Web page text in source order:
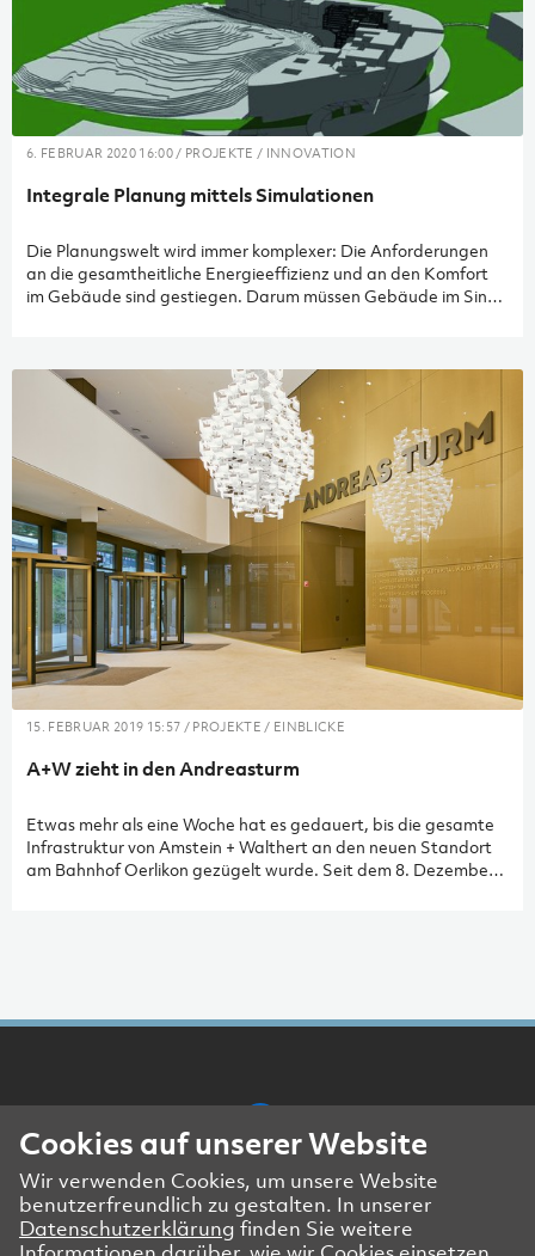
6. FEBRUAR 2020 16:00 / PROJEKTE / INNOVATION
Integrale Planung mittels Simulationen
Die Planungswelt wird immer komplexer: Die Anforderungen
an die gesamtheitliche Energieeffizienz und an den Komfort
im Gebäude sind gestiegen. Darum müssen Gebäude im Sinne
15. FEBRUAR 2019 15:57 / PROJEKTE / EINBLICKE
A+W zieht in den Andreasturm
Etwas mehr als eine Woche hat es gedauert, bis die gesamte
Infrastruktur von Amstein + Walthert an den neuen Standort
am Bahnhof Oerlikon gezügelt wurde. Seit dem 8. Dezember
Presse- und Medienkontakt
Impressum
Datenschutzerklärung Website
Cookies auf unserer Website
Wir verwenden Cookies, um unsere Website
benutzerfreundlich zu gestalten. In unserer
Datenschutzerklärung finden Sie weitere